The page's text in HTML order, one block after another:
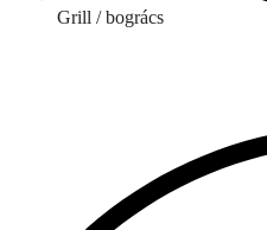
Grill / bogrács